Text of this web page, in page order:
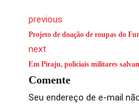
previous
Projeto de doação de roupas do
next
Em Piraju, policiais militares
Comente
Seu endereço de e-mail